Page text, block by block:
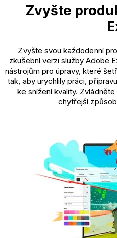
Zvyšte
Zvyšte svou každodenní
zkušební verzi služby Adobe
nástrojům pro úpravy, které
tak, aby urychlily práci,
ke snížení kvality.
chytřejší způsob